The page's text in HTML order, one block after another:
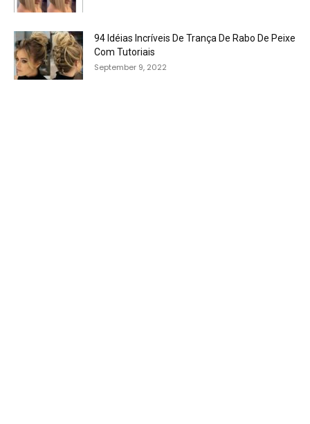
94 Idéias Incríveis De Trança De Rabo De Peixe
Com Tutoriais
September 9, 2022